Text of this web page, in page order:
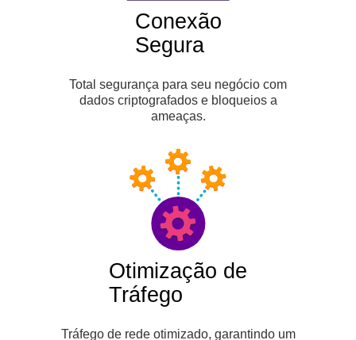
Conexão
Segura
Total segurança para seu negócio com
dados criptografados e bloqueios a
ameaças.
Otimização de
Tráfego
Tráfego de rede otimizado, garantindo um